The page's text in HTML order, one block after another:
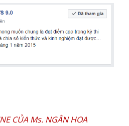
CỦA Ms. NGÂN HOA